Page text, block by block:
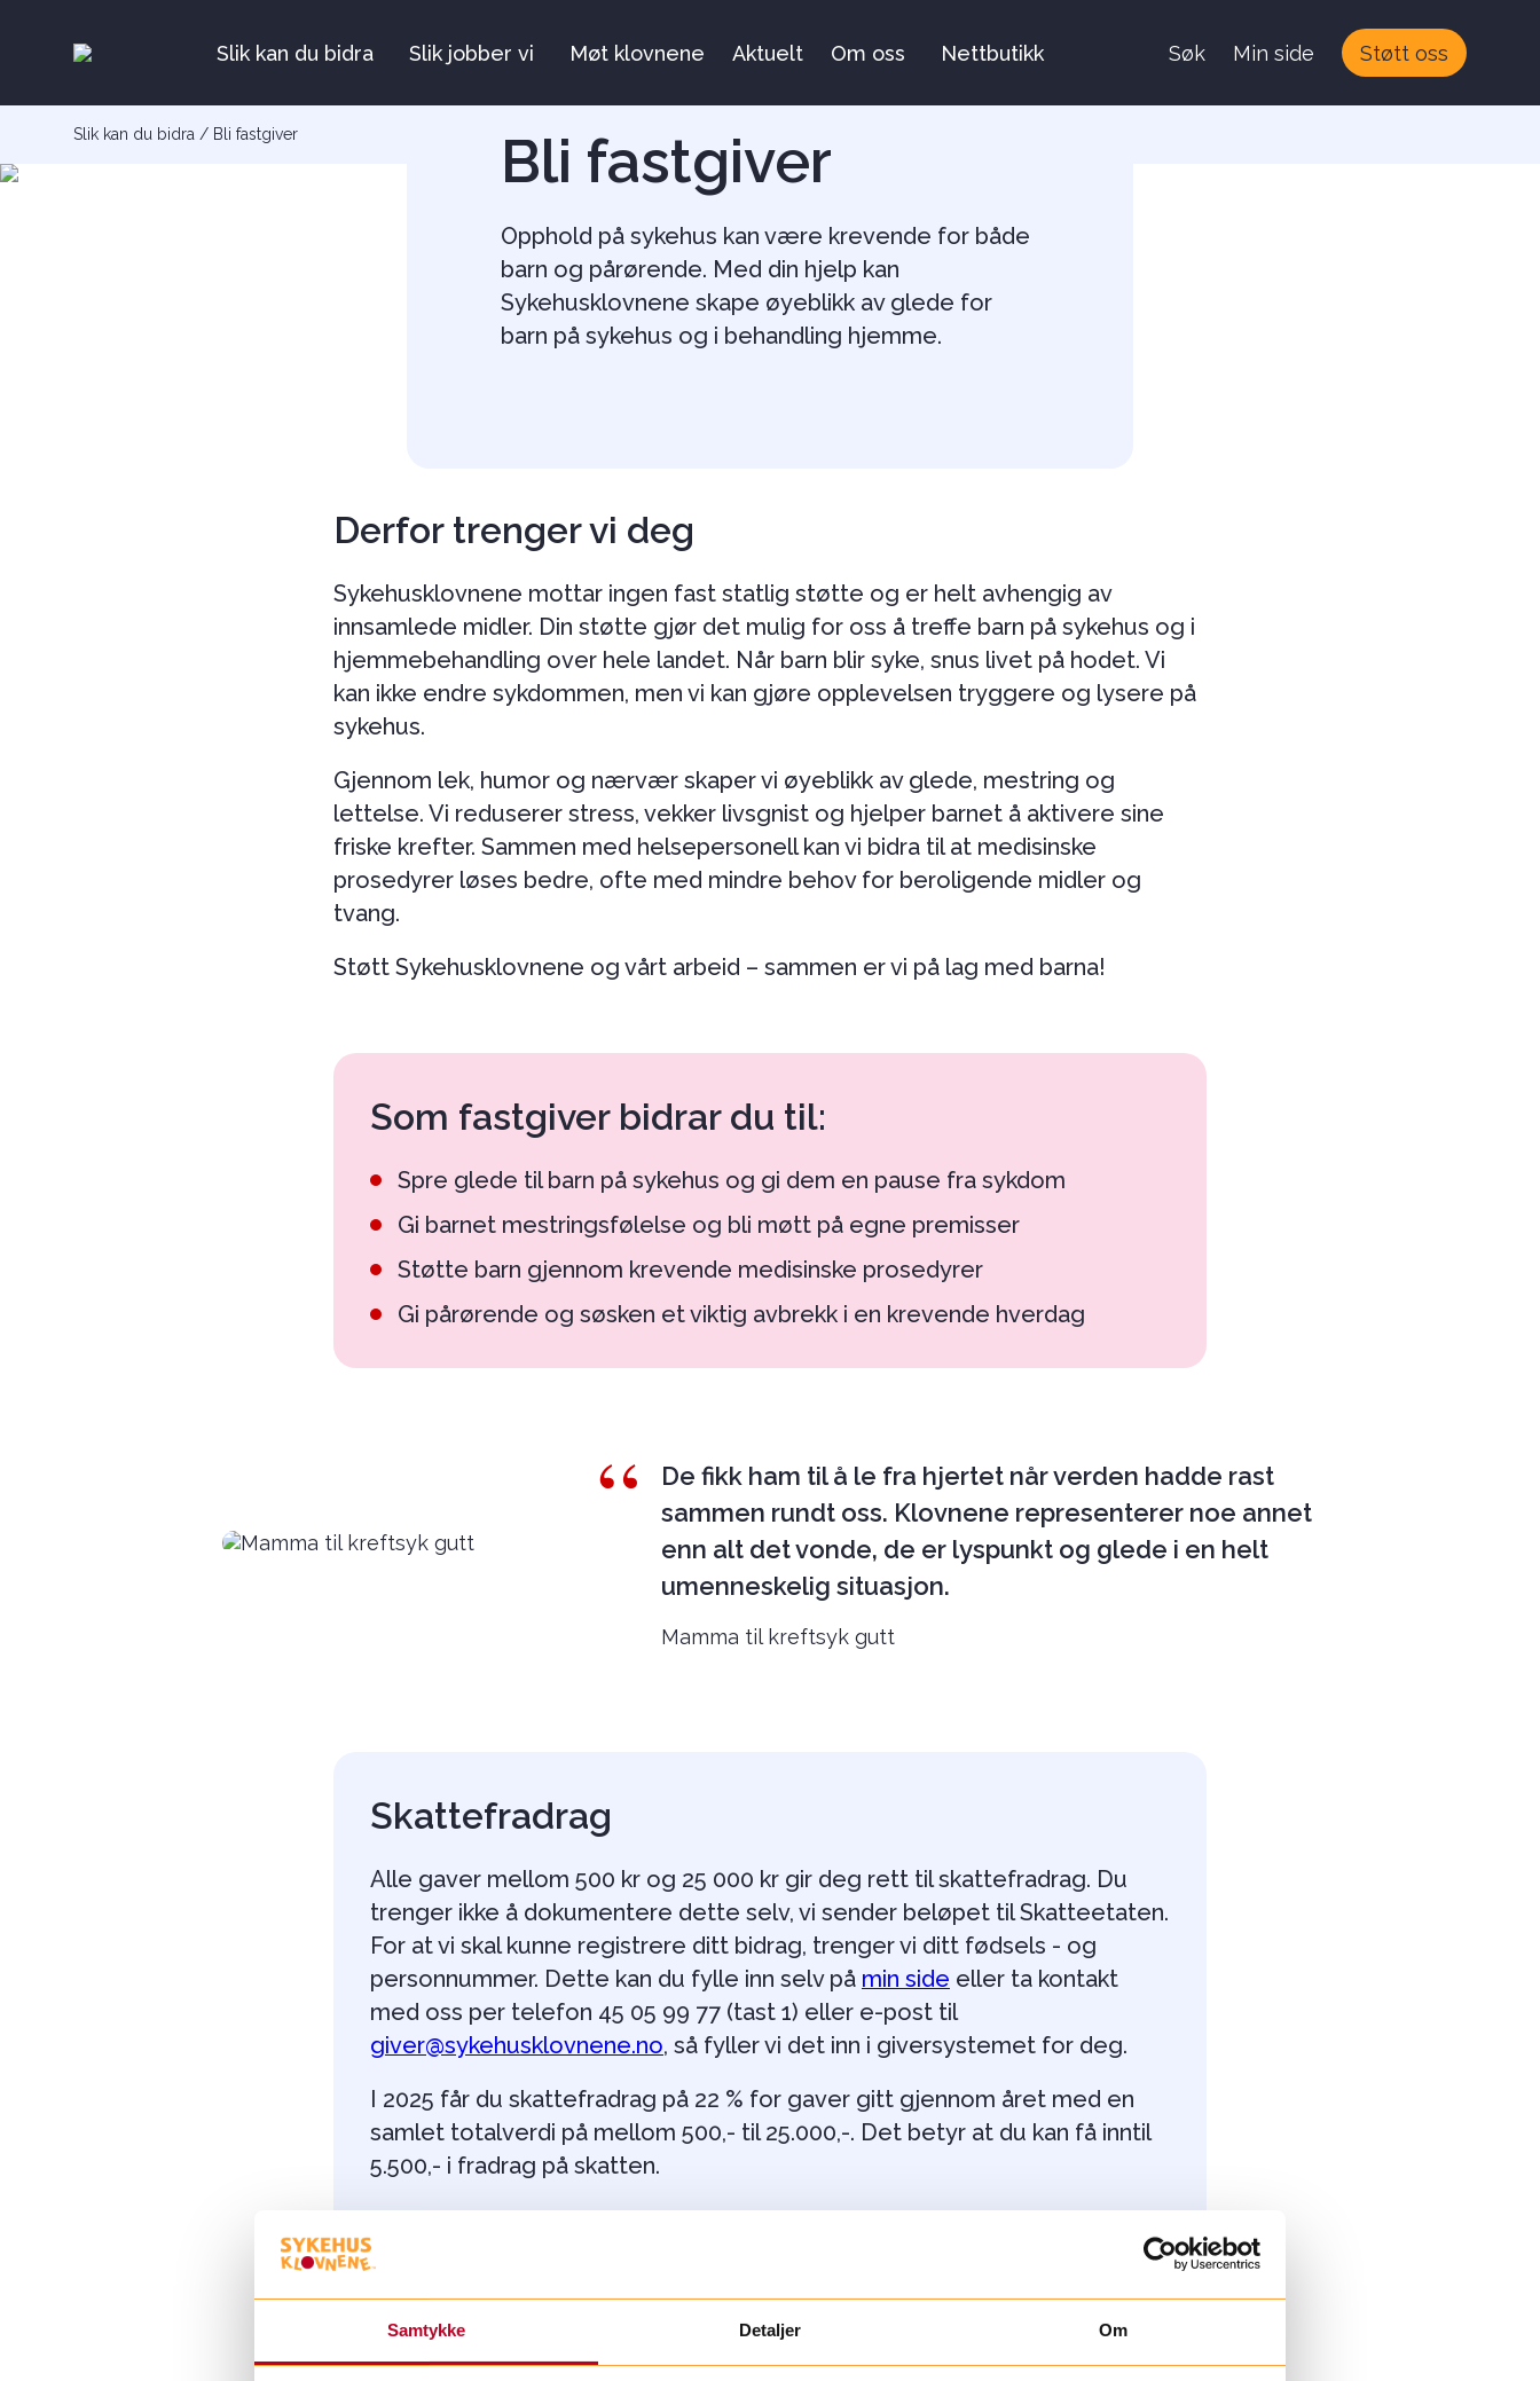
Samtykke Detaljer Om
Slik kan du bidra Slik jobber vi Møt klovnene Aktuelt Om oss Nettbutikk Søk Min side Støtt oss
Slik kan du bidra / Bli fastgiver Bli fastgiver
Opphold på sykehus kan være krevende for både
barn og pårørende. Med din hjelp kan
Sykehusklovnene skape øyeblikk av glede for
barn på sykehus og i behandling hjemme.
Derfor trenger vi deg
Sykehusklovnene mottar ingen fast statlig støtte og er helt avhengig av
innsamlede midler. Din støtte gjør det mulig for oss å treffe barn på sykehus og i
hjemmebehandling over hele landet. Når barn blir syke, snus livet på hodet. Vi
kan ikke endre sykdommen, men vi kan gjøre opplevelsen tryggere og lysere på
sykehus.
Gjennom lek, humor og nærvær skaper vi øyeblikk av glede, mestring og
lettelse. Vi reduserer stress, vekker livsgnist og hjelper barnet å aktivere sine
friske krefter. Sammen med helsepersonell kan vi bidra til at medisinske
prosedyrer løses bedre, ofte med mindre behov for beroligende midler og
tvang.
Støtt Sykehusklovnene og vårt arbeid – sammen er vi på lag med barna!
Som fastgiver bidrar du til:
Spre glede til barn på sykehus og gi dem en pause fra sykdom
Gi barnet mestringsfølelse og bli møtt på egne premisser
Støtte barn gjennom krevende medisinske prosedyrer
Gi pårørende og søsken et viktig avbrekk i en krevende hverdag
“
De fikk ham til å le fra hjertet når verden hadde rast
sammen rundt oss. Klovnene representerer noe annet
enn alt det vonde, de er lyspunkt og glede i en helt
umenneskelig situasjon.
Mamma til kreftsyk gutt
Skattefradrag
Alle gaver mellom 500 kr og 25 000 kr gir deg rett til skattefradrag. Du
trenger ikke å dokumentere dette selv, vi sender beløpet til Skatteetaten.
For at vi skal kunne registrere ditt bidrag, trenger vi ditt fødsels - og
personnummer. Dette kan du fylle inn selv på min side eller ta kontakt
med oss per telefon 45 05 99 77 (tast 1) eller e-post til
giver@sykehusklovnene.no, så fyller vi det inn i giversystemet for deg.
I 2025 får du skattefradrag på 22 % for gaver gitt gjennom året med en
samlet totalverdi på mellom 500,- til 25.000,-. Det betyr at du kan få inntil
5.500,- i fradrag på skatten.
I skattemeldingen vil gaven stå oppført under tema gave og arv.